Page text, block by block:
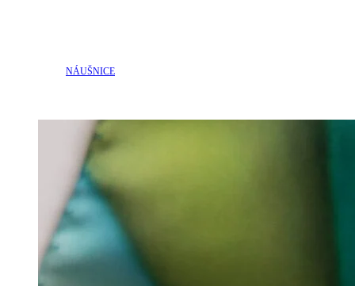
NÁUŠNICE